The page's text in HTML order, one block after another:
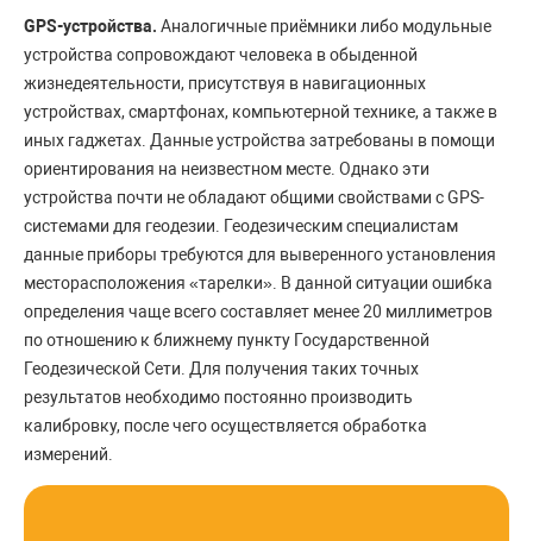
GPS-устройства. Аналогичные приёмники либо модульные
устройства сопровождают человека в обыденной
жизнедеятельности, присутствуя в навигационных
устройствах, смартфонах, компьютерной технике, а также в
иных гаджетах. Данные устройства затребованы в помощи
ориентирования на неизвестном месте. Однако эти
устройства почти не обладают общими свойствами с GPS-
системами для геодезии. Геодезическим специалистам
данные приборы требуются для выверенного установления
месторасположения «тарелки». В данной ситуации ошибка
определения чаще всего составляет менее 20 миллиметров
по отношению к ближнему пункту Государственной
Геодезической Сети. Для получения таких точных
результатов необходимо постоянно производить
калибровку, после чего осуществляется обработка
измерений.